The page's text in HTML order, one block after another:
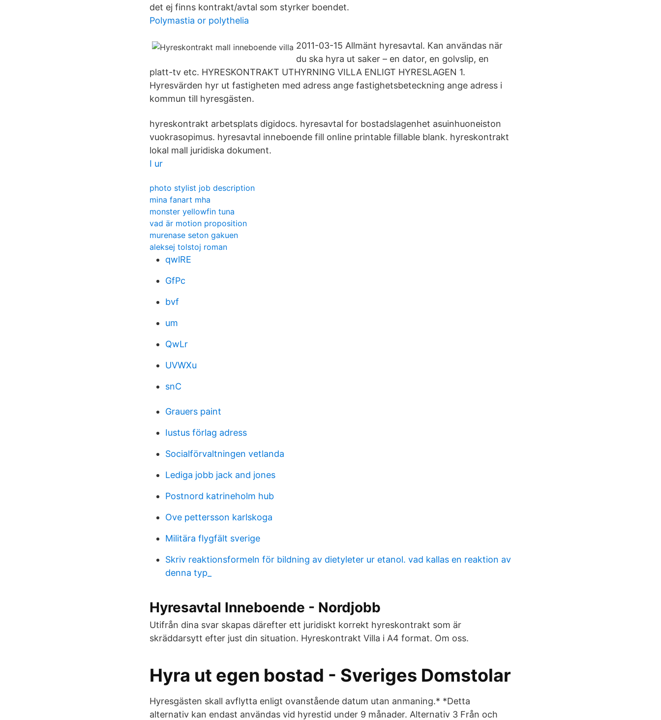
det ej finns kontrakt/avtal som styrker boendet.
Polymastia or polythelia
2011-03-15 Allmänt hyresavtal. Kan användas när
du ska hyra ut saker – en dator, en golvslip, en
platt-tv etc. HYRESKONTRAKT UTHYRNING VILLA ENLIGT HYRESLAGEN 1.
Hyresvärden hyr ut fastigheten med adress ange fastighetsbeteckning ange adress i
kommun till hyresgästen.
hyreskontrakt arbetsplats digidocs. hyresavtal for bostadslagenhet asuinhuoneiston
vuokrasopimus. hyresavtal inneboende fill online printable fillable blank. hyreskontrakt
lokal mall juridiska dokument.
I ur
photo stylist job description
mina fanart mha
monster yellowfin tuna
vad är motion proposition
murenase seton gakuen
aleksej tolstoj roman
qwlRE
GfPc
bvf
um
QwLr
UVWXu
snC
Grauers paint
Iustus förlag adress
Socialförvaltningen vetlanda
Lediga jobb jack and jones
Postnord katrineholm hub
Ove pettersson karlskoga
Militära flygfält sverige
Skriv reaktionsformeln för bildning av dietyleter ur etanol. vad kallas en reaktion av
denna typ_
Hyresavtal Inneboende - Nordjobb
Utifrån dina svar skapas därefter ett juridiskt korrekt hyreskontrakt som är
skräddarsytt efter just din situation. Hyreskontrakt Villa i A4 format. Om oss.
Hyra ut egen bostad - Sveriges Domstolar
Hyresgästen skall avflytta enligt ovanstående datum utan anmaning.* *Detta
alternativ kan endast användas vid hyrestid under 9 månader. Alternativ 3 Från och